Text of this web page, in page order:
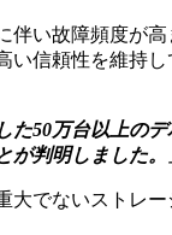
伴い故障頻度が
い信頼性を維持
た50万台以上の
が判明しました。